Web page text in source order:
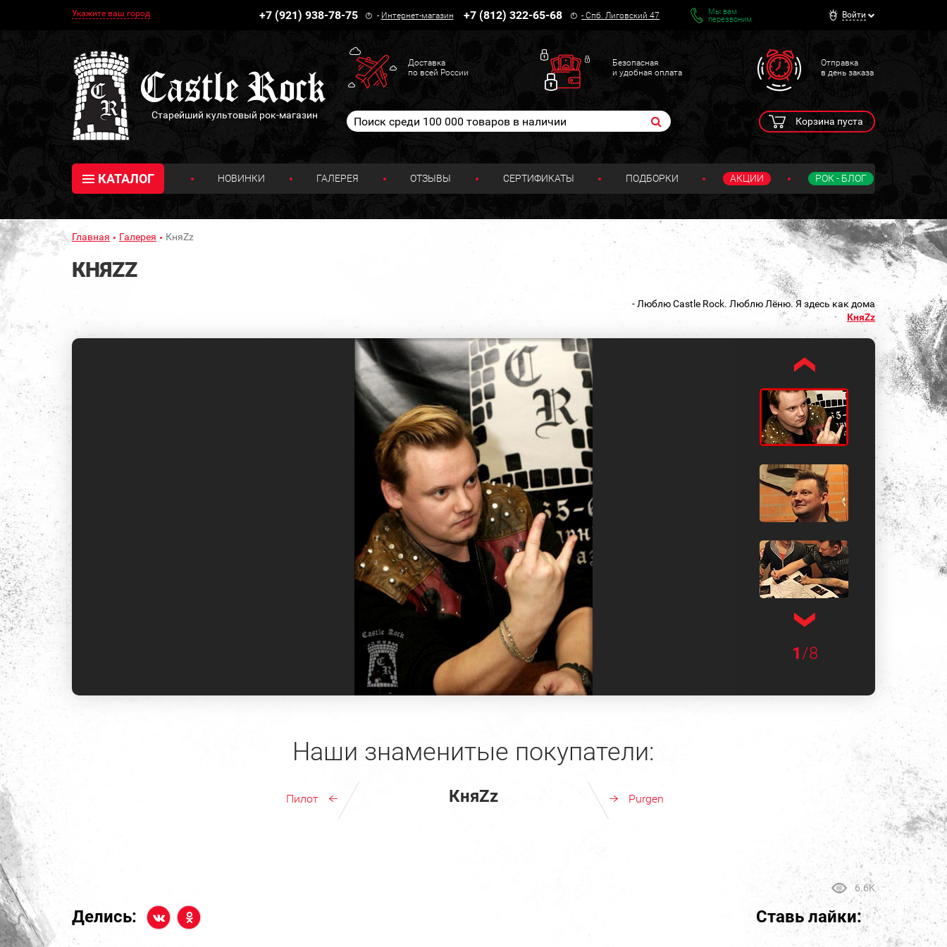
Укажите ваш город +7 (921) 938-78-75 - Интернет-магазин +7 (812) 322-65-68 -Спб. Лиговский 47
Мы вам
перезвоним
Войти
Старейший культовый рок-магазин
Доставка
по всей России
Безопасная
и удобная оплата
Отправка
в день заказа
Корзина пуста
КАТАЛОГ НОВИНКИ ГАЛЕРЕЯ ОТЗЫВЫ СЕРТИФИКАТЫ ПОДБОРКИ АКЦИИ РОК - БЛОГ
Главная Галерея КняZz
КНЯZZ
- Люблю Castle Rock. Люблю Лёню. Я здесь как дома
КняZz
1/8
Наши знаменитые покупатели:
Пилот КняZz Purgen
6.6K
Делись: Ставь лайки: